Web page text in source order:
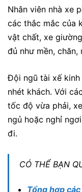
Nhân viên nhà xe
các thắc mắc của
vật chất, xe
đủ như mền,
Đội ngũ tài xế kinh
nhét khách. Với
tốc độ vừa phải,
ngủ hoặc nghỉ
đi.
CÓ THỂ BẠN
Tổng hợp